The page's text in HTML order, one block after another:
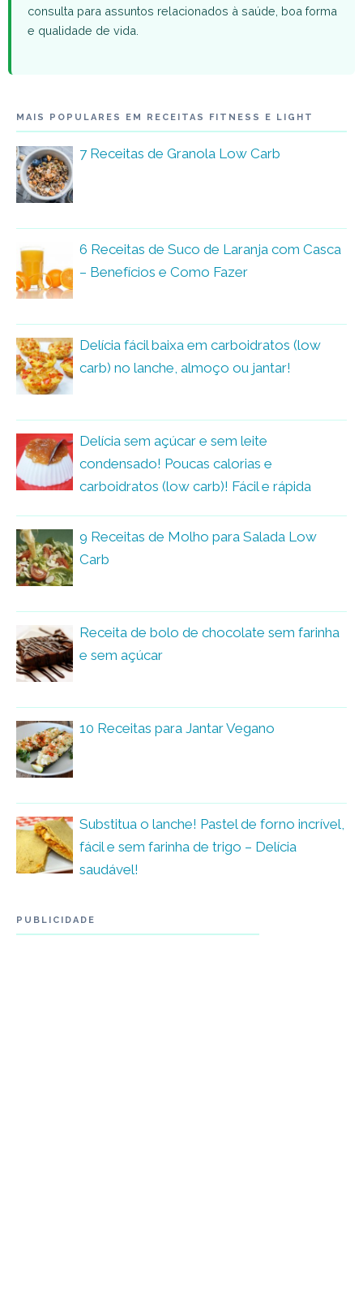
consulta para assuntos relacionados à saúde, boa forma
e qualidade de vida.
MAIS POPULARES EM RECEITAS FITNESS E LIGHT
7 Receitas de Granola Low Carb
6 Receitas de Suco de Laranja com Casca
– Benefícios e Como Fazer
Delícia fácil baixa em carboidratos (low
carb) no lanche, almoço ou jantar!
Delícia sem açúcar e sem leite
condensado! Poucas calorias e
carboidratos (low carb)! Fácil e rápida
9 Receitas de Molho para Salada Low
Carb
Receita de bolo de chocolate sem farinha
e sem açúcar
10 Receitas para Jantar Vegano
Substitua o lanche! Pastel de forno incrível,
fácil e sem farinha de trigo – Delícia
saudável!
PUBLICIDADE